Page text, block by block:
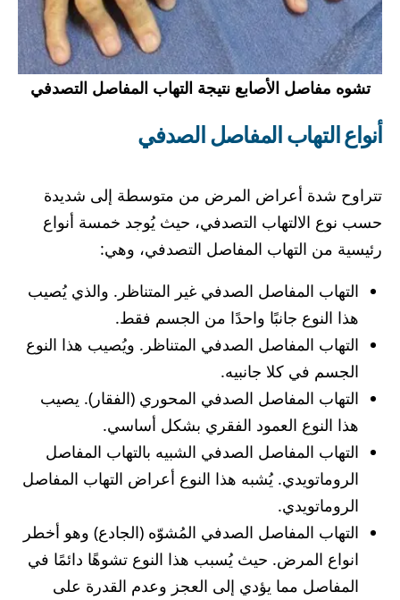
تشوه مفاصل الأصابع نتيجة التهاب المفاصل التصدفي
أنواع التهاب المفاصل الصدفي
تتراوح شدة أعراض المرض من متوسطة إلى شديدة
حسب نوع الالتهاب التصدفي، حيث يُوجد خمسة أنواع
رئيسية من التهاب المفاصل التصدفي، وهي:
التهاب المفاصل الصدفي غير المتناظر. والذي يُصيب
هذا النوع جانبًا واحدًا من الجسم فقط.
التهاب المفاصل الصدفي المتناظر. ويُصيب هذا النوع
الجسم في كلا جانبيه.
التهاب المفاصل الصدفي المحوري (الفقار). يصيب
هذا النوع العمود الفقري بشكل أساسي.
التهاب المفاصل الصدفي الشبيه بالتهاب المفاصل
الروماتويدي. يُشبه هذا النوع أعراض التهاب المفاصل
الروماتويدي.
التهاب المفاصل الصدفي المُشوّه (الجادع) وهو أخطر
انواع المرض. حيث يُسبب هذا النوع تشوهًا دائمًا في
المفاصل مما يؤدي إلى العجز وعدم القدرة على